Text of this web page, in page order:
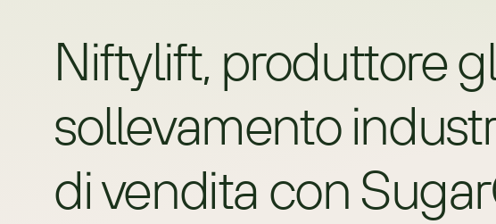
Niftylift, produttore
sollevamento
di vendita con